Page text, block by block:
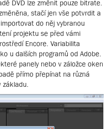
DVD lze změnit pouze bitrate.
stačí jen vše potvrdit a
do něj vybranou
projektu se před vámi
Encore. Variabilita
u dalších programů od Adobe.
panely nebo v záložce oken
přímo přepínat na různá